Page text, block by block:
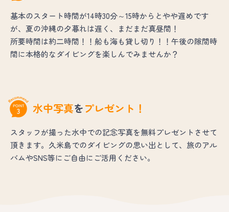
基本のスタート時間が14時30分～15時からとやや遅めです
が、夏の沖縄の夕暮れは遅く、まだまだ真昼間！
所要時間は約二時間！！船も海も貸し切り！！午後の隙間時
間に本格的なダイビングを楽しんでみませんか？
水中写真をプレゼント！
スタッフが撮った水中での記念写真を無料プレゼントさせて
頂きます。久米島でのダイビングの思い出として、旅のアル
バムやSNS等にご自由にご活用ください。